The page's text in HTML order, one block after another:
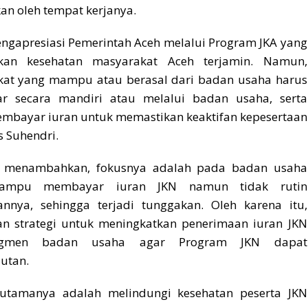
oleh tempat kerjanya.
Pemerintah Aceh melalui Program JKA yang
kesehatan masyarakat Aceh terjamin. Namun,
yang mampu atau berasal dari badan usaha harus
secara mandiri atau melalui badan usaha, serta
iuran untuk memastikan keaktifan kepesertaan
Suhendri.
menambahkan, fokusnya adalah pada badan usaha
membayar iuran JKN namun tidak rutin
sehingga terjadi tunggakan. Oleh karena itu,
strategi untuk meningkatkan penerimaan iuran JKN
badan usaha agar Program JKN dapat
adalah melindungi kesehatan peserta JKN